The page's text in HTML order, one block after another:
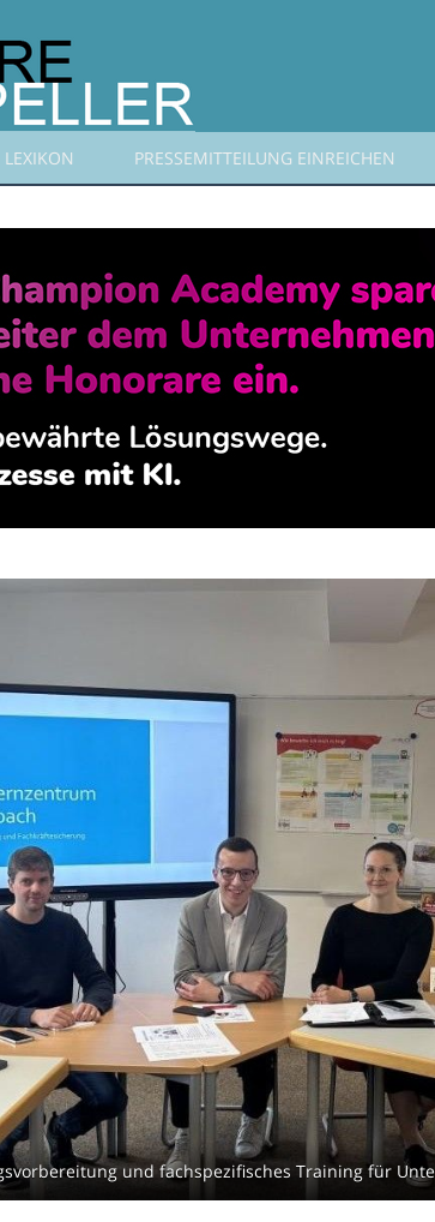
LEXIKON PRESSEMITTEILUNG EINREICHEN
und fachspezifisches Training für